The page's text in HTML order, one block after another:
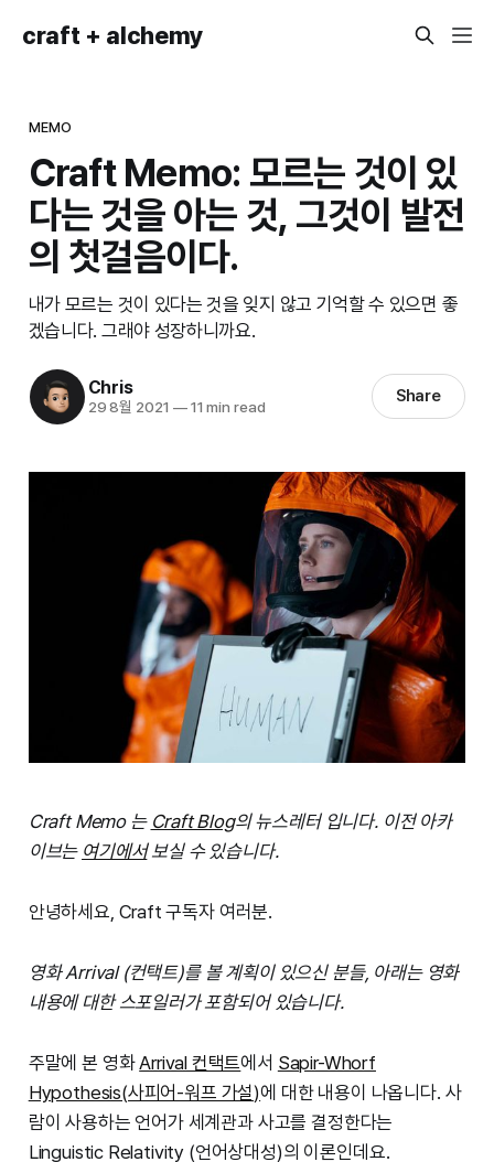
craft + alchemy
MEMO
Craft Memo: 모르는 것이 있
다는 것을 아는 것, 그것이 발전
의 첫걸음이다.
내가 모르는 것이 있다는 것을 잊지 않고 기억할 수 있으면 좋
겠습니다. 그래야 성장하니까요.
Chris
29 8월 2021 —11 min read
Share
Craft Memo 는 Craft Blog의 뉴스레터 입니다. 이전 아카
이브는 여기에서보실 수 있습니다.
안녕하세요, Craft 구독자 여러분.
영화 Arrival (컨택트)를 볼 계획이 있으신 분들, 아래는 영화
내용에 대한 스포일러가 포함되어 있습니다.
주말에 본 영화Arrival 컨택트에서 Sapir-Whorf
Hypothesis(사피어-워프 가설)에 대한 내용이 나옵니다. 사
람이 사용하는 언어가 세계관과 사고를 결정한다는
Linguistic Relativity (언어상대성)의 이론인데요.